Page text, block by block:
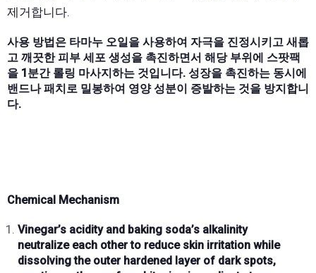
제거합니다.
사용 방법은 타마누 오일을 사용하여 자극을 진정시키고 새롭
고 깨끗한 피부 세포 생성을 촉진하면서 해당 부위에 스팟팩
을 1분간 롤링 마사지하는 것입니다. 성장을 촉진하는 동시에
밴드나 패치로 밀봉하여 영양 성분이 증발하는 것을 방지합니
다.
Chemical Mechanism
Vinegar’s acidityand baking soda’s alkalinity
neutralize each other to reduce skin irritation while
dissolving the outer hardened layer of dark spots,